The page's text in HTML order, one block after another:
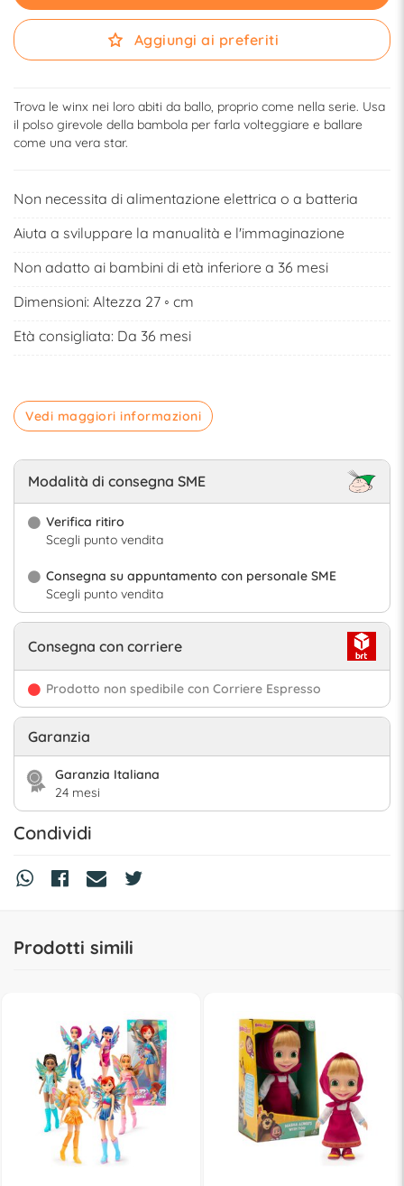
Aggiungi ai preferiti
Trova le winx nei loro abiti da ballo, proprio come nella serie. Usa
il polso girevole della bambola per farla volteggiare e ballare
come una vera star.
Non necessita di alimentazione elettrica o a batteria
Aiuta a sviluppare la manualità e l'immaginazione
Non adatto ai bambini di età inferiore a 36 mesi
Dimensioni: Altezza 27 ◦ cm
Età consigliata: Da 36 mesi
Vedi maggiori informazioni
Modalità di consegna SME
Verifica ritiro
Scegli punto vendita
Consegna su appuntamento con personale SME
Scegli punto vendita
Consegna con corriere
Prodotto non spedibile con Corriere Espresso
Garanzia
Garanzia Italiana
24 mesi
Condividi
Prodotti simili